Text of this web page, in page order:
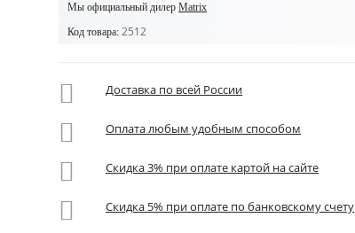
Мы официальный дилер Matrix
Код товара: 2512
Доставка по всей России
Оплата любым удобным способом
Скидка 3% при оплате картой на сайте
Скидка 5% при оплате по банковскому счету